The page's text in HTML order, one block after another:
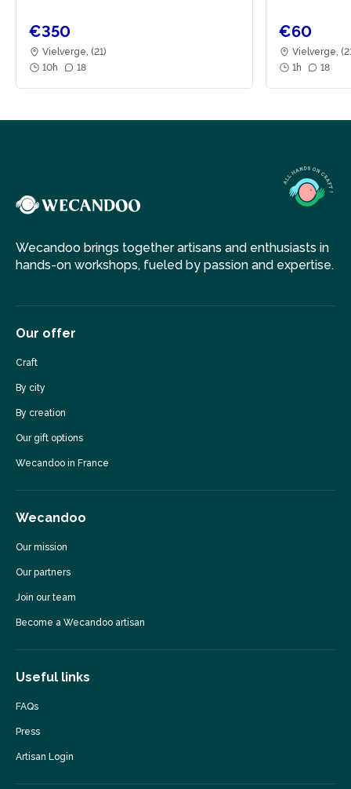
€350
Vielverge, (21)
10h
18
€60
Vielverge,
1h
18
Wecandoo brings together artisans and enthusiasts in
hands-on workshops, fueled by passion and expertise.
Our offer
Craft
By city
By creation
Our gift options
Wecandoo in France
Wecandoo
Our mission
Our partners
Join our team
Become a Wecandoo artisan
Useful links
FAQs
Press
Artisan Login